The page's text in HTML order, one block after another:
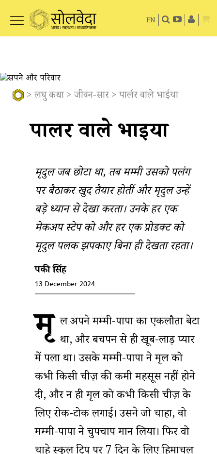
EN
>लघु कथा>जीवन-सार> पार्लर वाले भाईया
पार्लर वाले भाईया
मृदुल जब छोटा था, तब मम्मी उसको पलंग
पर बैठाकर खुद तैयार होतीं और मृदुल उन्हें
बड़े ध्यान से देखा करता। उनके हर एक
मेकअप स्टेप को और हर एक प्रोडक्ट को
मृदुल पलक झपकाए बिना ही देखता रहता।
पिंकी सिंह
13 December 2024
मृ दुल अपने मम्मी-पापा का एकलौता बेटा
था, और बचपन से ही खूब-लाड़ प्यार
में पला था। उसके मम्मी-पापा ने मृदुल को
कभी किसी चीज़ की कमी महसूस नहीं होने
दी, और न ही मृदुल को कभी किसी चीज़ के
लिए रोक-टोक लगाई। उसने जो चाहा, वो
मम्मी-पापा ने चुपचाप मान लिया। फिर वो